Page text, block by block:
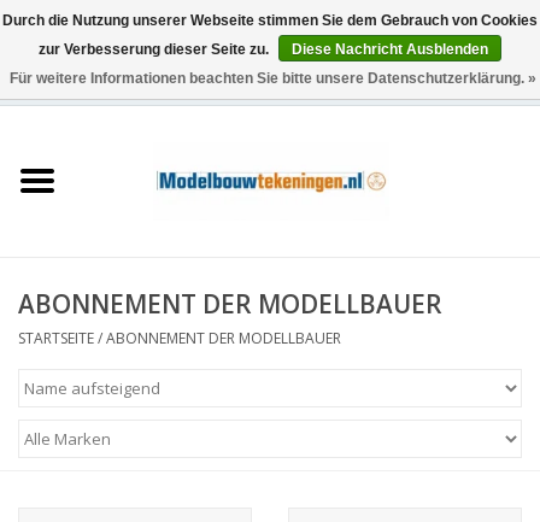
0 Artikel - €0,00
Schiffe
Holzbau
Landschaft
ABONNEMENT DER MODELLBAUER
STARTSEITE/ABONNEMENT DER MODELLBAUER
Durch die Nutzung unserer Webseite stimmen Sie dem Gebrauch von Cookies
zur Verbesserung dieser Seite zu.
Diese Nachricht Ausblenden
Für weitere Informationen beachten Sie bitte unsere Datenschutzerklärung. »